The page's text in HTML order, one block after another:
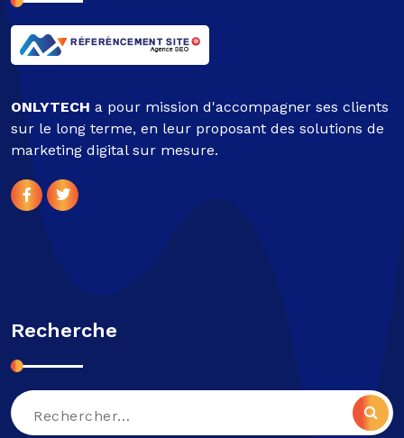
ONLYTECH a pour mission d'accompagner ses clients
sur le long terme, en leur proposant des solutions de
marketing digital sur mesure.
Recherche
Recherche